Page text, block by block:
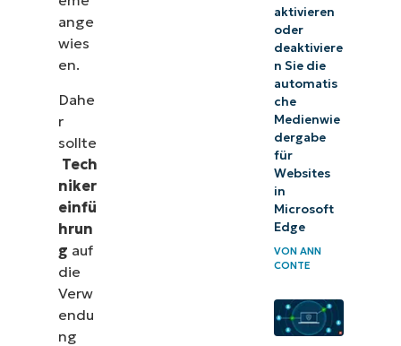
ange
wies
en.
Dahe
r
sollte
Tech
niker
einfü
hrun
g auf
die
Verw
endu
ng
aktivieren
oder
deaktiviere
n Sie die
automatis
che
Medienwie
dergabe
für
Websites
in
Microsoft
Edge
VONANN
CONTE
Y
o
u
t
u
e